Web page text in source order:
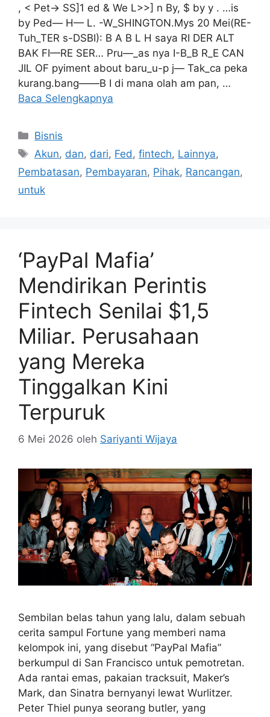
, < Pet→ SS]1 ed & We L>>] n By, $ by y . …is
by Ped— H— L. -W_SHINGTON.Mys 20 Mei(RE-
Tuh_TER s-DSBI): B A B L H saya RI DER ALT
BAK FI—RE SER… Pru—_as nya I-B_B R_E CAN
JIL OF pyiment about baru_u-p j— Tak_ca peka
kurang.bang——B I di mana olah am pan, …
Baca Selengkapnya
Kategori
Bisnis
Tag
Akun, dan, dari, Fed,fintech, Lainnya,
Pembatasan, Pembayaran, Pihak, Rancangan,
untuk
‘PayPal Mafia’
Mendirikan Perintis
Fintech Senilai $1,5
Miliar. Perusahaan
yang Mereka
Tinggalkan Kini
Terpuruk
6 Mei 2026 oleh Sariyanti Wijaya
Sembilan belas tahun yang lalu, dalam sebuah
cerita sampul Fortune yang memberi nama
kelompok ini, yang disebut “PayPal Mafia”
berkumpul di San Francisco untuk pemotretan.
Ada rantai emas, pakaian tracksuit, Maker’s
Mark, dan Sinatra bernyanyi lewat Wurlitzer.
Peter Thiel punya seorang butler, yang